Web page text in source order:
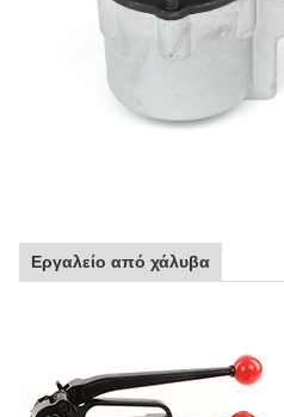
Εργαλείο από χάλυβα